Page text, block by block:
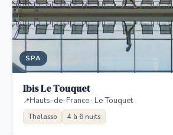
SPA
Ibis Le Touquet
Hauts-de-France · Le Touquet
Thalasso 4 à 6 nuits